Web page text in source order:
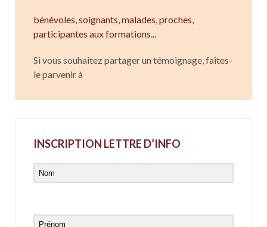
bénévoles, soignants,malades,proches,
participantes aux formations...
Si vous souhaitez partager un témoignage, faites-
le parvenir à
INSCRIPTION LETTRE D’INFO